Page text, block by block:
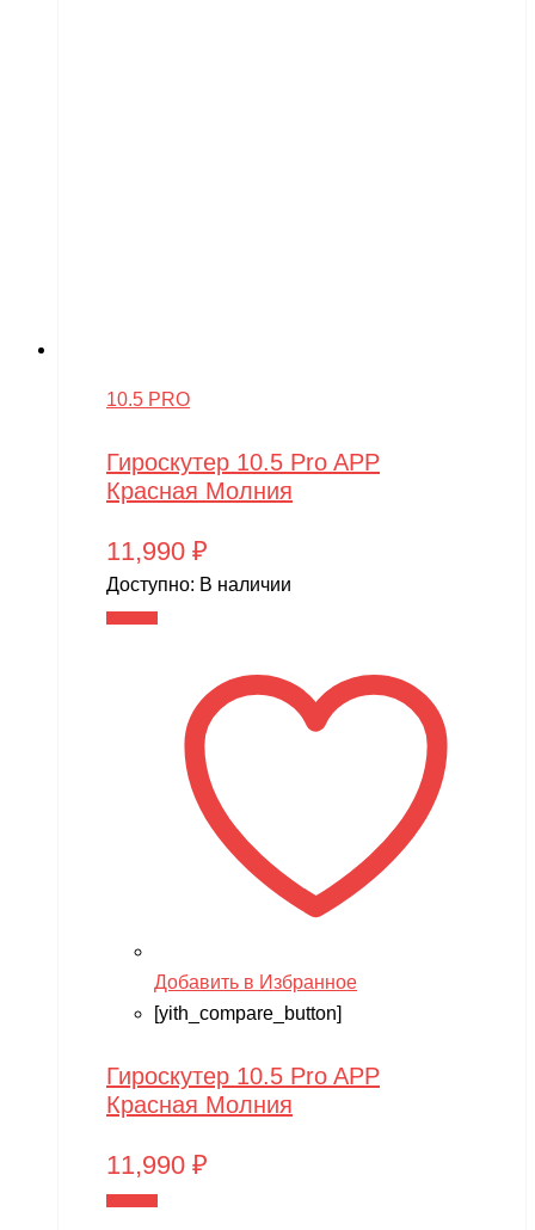
10.5 PRO
Гироскутер 10.5 Pro APP
Красная Молния
11,990 ₽
Доступно: В наличии
Добавить в Избранное
[yith_compare_button]
Гироскутер 10.5 Pro APP
Красная Молния
11,990 ₽